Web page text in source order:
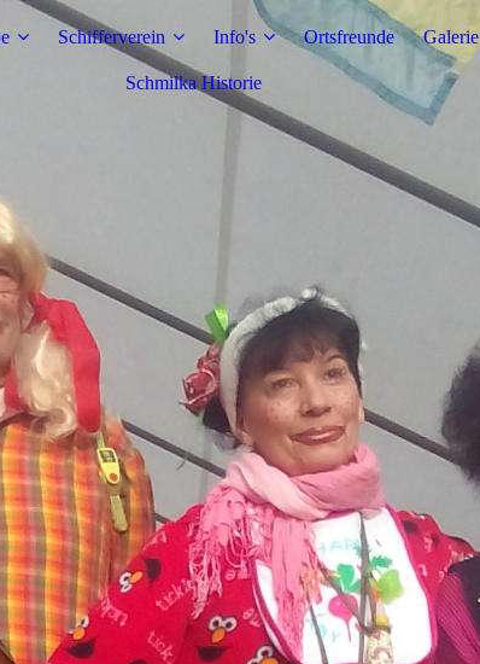
Schifferverein Info's Ortsfreunde Galerie
Schmilka Historie